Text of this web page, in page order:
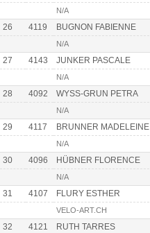
N/A
26 4119 BUGNON FABIENNE
N/A
27 4143 JUNKER PASCALE
N/A
28 4092 WYSS-GRUN PETRA
N/A
29 4117 BRUNNER MADELEINE
N/A
30 4096 HÜBNER FLORENCE
N/A
31 4107 FLURY ESTHER
VELO-ART.CH
32 4121 RUTH TARRES